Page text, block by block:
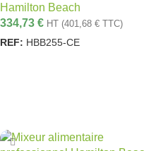
Hamilton Beach
334,73 € HT (401,68 € TTC)
REF: HBB255-CE